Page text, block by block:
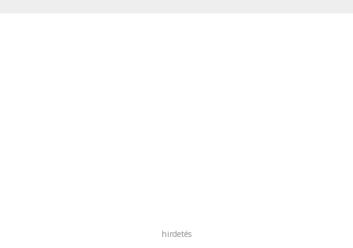
hirdetés